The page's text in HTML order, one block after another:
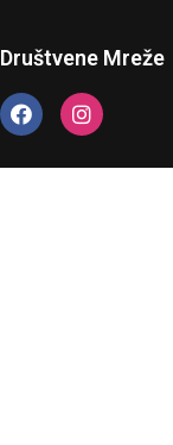
Društvene Mreže